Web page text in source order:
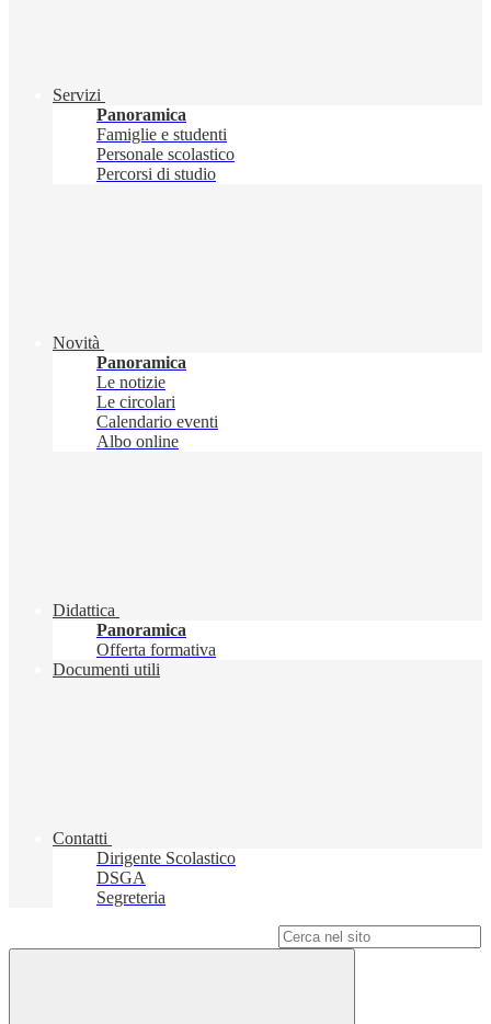
Servizi
Panoramica
Famiglie e studenti
Personale scolastico
Percorsi di studio
Novità
Panoramica
Le notizie
Le circolari
Calendario eventi
Albo online
Didattica
Panoramica
Offerta formativa
Documenti utili
Contatti
Dirigente Scolastico
DSGA
Segreteria